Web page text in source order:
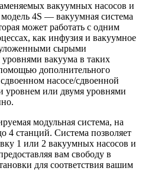
вакуумных насосов и
4S — вакуумная система
может работать с одним
как инфузия и вакуумное
сырыми
вакуума в таких
дополнительного
насосе/сдвоенной
уровнем или двумя уровнями
модульная система, на
4 станций. Система позволяет
1 или 2 вакуумных насосов и
вам свободу в
для соответствия вашим